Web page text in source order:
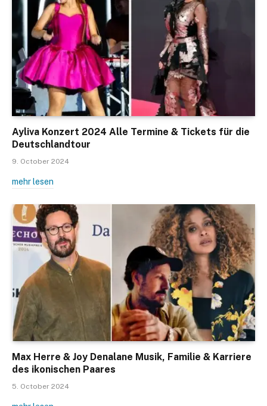
Ayliva Konzert 2024 Alle Termine & Tickets für die
Deutschlandtour
9. October 2024
mehr lesen
Max Herre & Joy Denalane Musik, Familie & Karriere
des ikonischen Paares
5. October 2024